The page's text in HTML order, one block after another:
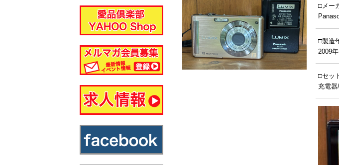
□メー
□製造
2009
□セッ
充電